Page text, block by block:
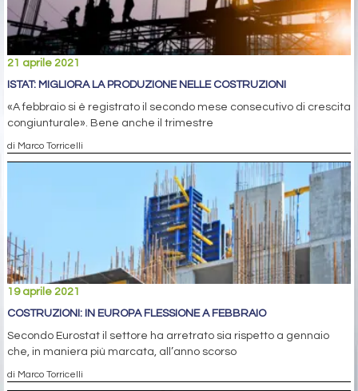
21 aprile 2021
ISTAT: MIGLIORA LA PRODUZIONE NELLE COSTRUZIONI
«A febbraio si è registrato il secondo mese consecutivo di crescita
congiunturale». Bene anche il trimestre
di Marco Torricelli
19 aprile 2021
COSTRUZIONI: IN EUROPA FLESSIONE A FEBBRAIO
Secondo Eurostat il settore ha arretrato sia rispetto a gennaio
che, in maniera più marcata, all’anno scorso
di Marco Torricelli